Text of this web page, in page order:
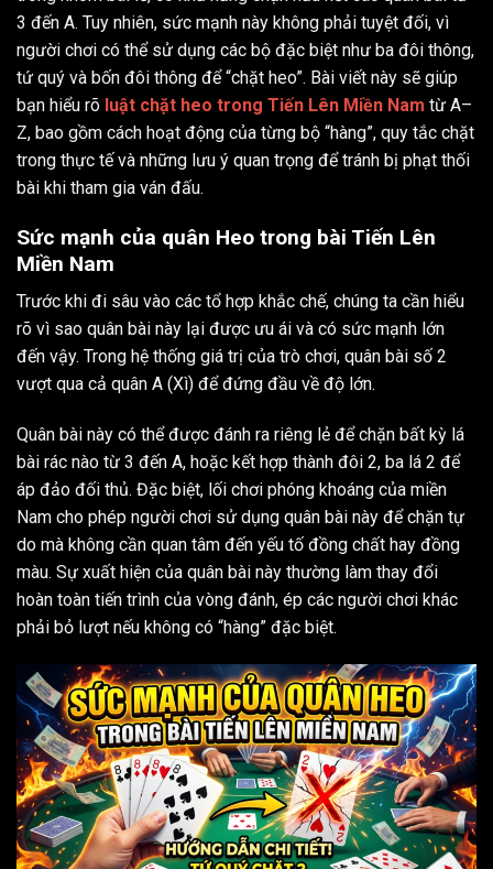
3 đến A. Tuy nhiên, sức mạnh này không phải tuyệt đối, vì
người chơi có thể sử dụng các bộ đặc biệt như ba đôi thông,
tứ quý và bốn đôi thông để “chặt heo”. Bài viết này sẽ giúp
bạn hiểu rõ luật chặt heo trong Tiến Lên Miền Nam từ A–
Z, bao gồm cách hoạt động của từng bộ “hàng”, quy tắc chặt
trong thực tế và những lưu ý quan trọng để tránh bị phạt thối
bài khi tham gia ván đấu.
Sức mạnh của quân Heo trong bài Tiến Lên
Miền Nam
Trước khi đi sâu vào các tổ hợp khắc chế, chúng ta cần hiểu
rõ vì sao quân bài này lại được ưu ái và có sức mạnh lớn
đến vậy. Trong hệ thống giá trị của trò chơi, quân bài số 2
vượt qua cả quân A (Xì) để đứng đầu về độ lớn.
Quân bài này có thể được đánh ra riêng lẻ để chặn bất kỳ lá
bài rác nào từ 3 đến A, hoặc kết hợp thành đôi 2, ba lá 2 để
áp đảo đối thủ. Đặc biệt, lối chơi phóng khoáng của miền
Nam cho phép người chơi sử dụng quân bài này để chặn tự
do mà không cần quan tâm đến yếu tố đồng chất hay đồng
màu. Sự xuất hiện của quân bài này thường làm thay đổi
hoàn toàn tiến trình của vòng đánh, ép các người chơi khác
phải bỏ lượt nếu không có “hàng” đặc biệt.